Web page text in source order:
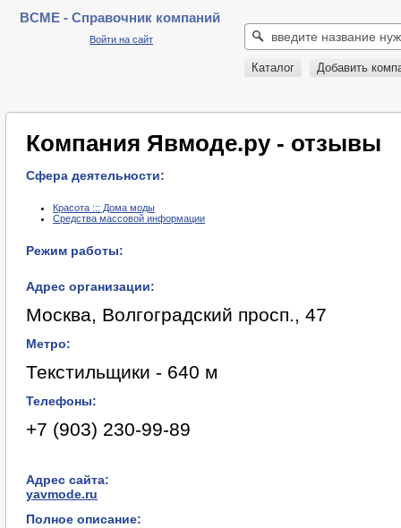
BCME - Справочник компаний
Войти на сайт
Каталог Добавить
Компания Явмоде.ру - отзывы
Сфера деятельности:
Красота ::: Дома моды
Средства массовой информации
Режим работы:
Адрес организации:
Москва, Волгоградский просп., 47
Метро:
Текстильщики - 640 м
Телефоны:
+7 (903) 230-99-89
Адрес сайта:
yavmode.ru
Полное описание: